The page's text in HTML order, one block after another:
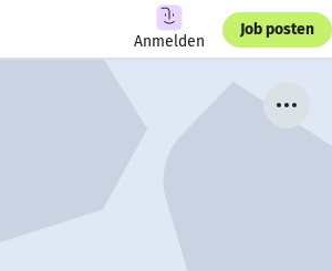
Anmelden
Job posten